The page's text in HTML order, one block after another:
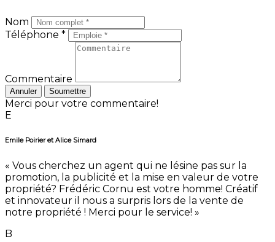
Nom
Téléphone *
Commentaire
Annuler Soumettre
Merci pour votre commentaire!
E
Emile Poirier et Alice Simard
« Vous cherchez un agent qui ne lésine pas sur la
promotion, la publicité et la mise en valeur de votre
propriété? Frédéric Cornu est votre homme! Créatif
et innovateur il nous a surpris lors de la vente de
notre propriété ! Merci pour le service! »
B